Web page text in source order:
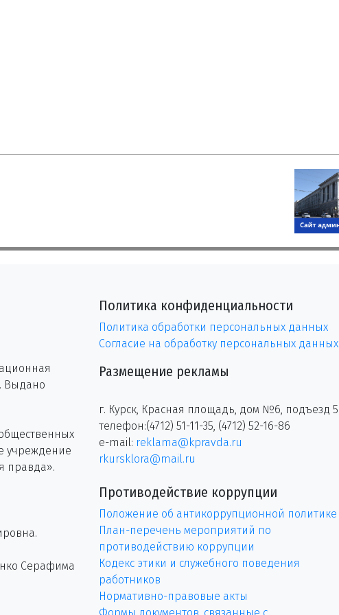
Выдано
учреждение
правда».
Серафима
Политика конфиденциальности
Политика обработки персональных данных
Согласие на обработку персональных данных
Размещение рекламы
г. Курск, Красная площадь, дом №6, подъезд 5
телефон:(4712) 51-11-35, (4712) 52-16-86
e-mail: reklama@kpravda.ru
rkursklora@mail.ru
Противодействие коррупции
Положение об антикоррупционной политике
План-перечень мероприятий по
противодействию коррупции
Кодекс этики и служебного поведения
работников
Нормативно-правовые акты